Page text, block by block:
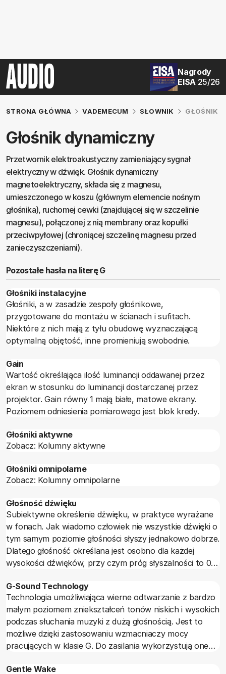
Nagrody
EISA 25/26
STRONA GŁÓWNA VADEMECUM SŁOWNIK GŁOŚNIK
Głośnik dynamiczny
Przetwornik elektroakustyczny zamieniający sygnał
elektryczny w dźwięk. Głośnik dynamiczny
magnetoelektryczny, składa się z magnesu,
umieszczonego w koszu (głównym elemencie nośnym
głośnika), ruchomej cewki (znajdującej się w szczelinie
magnesu), połączonej z nią membrany oraz kopułki
przeciwpyłowej (chroniącej szczelinę magnesu przed
zanieczyszczeniami).
Pozostałe hasła na literę G
Głośniki instalacyjne
Głośniki, a w zasadzie zespoły głośnikowe,
przygotowane do montażu w ścianach i sufitach.
Niektóre z nich mają z tyłu obudowę wyznaczającą
optymalną objętość, inne promieniują swobodnie.
Gain
Wartość określająca ilość luminancji oddawanej przez
ekran w stosunku do luminancji dostarczanej przez
projektor. Gain równy 1 mają białe, matowe ekrany.
Poziomem odniesienia pomiarowego jest blok kredy.
Głośniki aktywne
Zobacz: Kolumny aktywne
Głośniki omnipolarne
Zobacz: Kolumny omnipolarne
Głośność dźwięku
Subiektywne określenie dźwięku, w praktyce wyrażane
w fonach. Jak wiadomo człowiek nie wszystkie dźwięki o
tym samym poziomie głośności słyszy jednakowo dobrze.
Dlatego głośność określana jest osobno dla każdej
wysokości dźwięków, przy czym próg słyszalności to 0
ucho nie odróżnia już przyrostu) to 120 fonów.
G-Sound Technology
Technologia umożliwiająca wierne odtwarzanie z bardzo
małym poziomem zniekształceń tonów niskich i wysokich
podczas słuchania muzyki z dużą głośnością. Jest to
możliwe dzięki zastosowaniu wzmacniaczy mocy
pracujących w klasie G. Do zasilania wykorzystują one
energia elektryczna. Jej uwolnienie następuje w
Gentle Wake